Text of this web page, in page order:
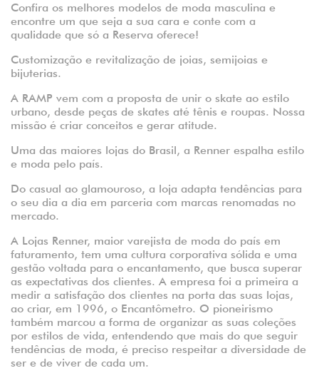
Confira os melhores modelos de moda masculina e
encontre um que seja a sua cara e conte com a
qualidade que só a Reserva oferece!
Customização e revitalização de joias, semijoias e
bijuterias.
A RAMP vem com a proposta de unir o skate ao estilo
urbano, desde peças de skates até tênis e roupas. Nossa
missão é criar conceitos e gerar atitude.
Uma das maiores lojas do Brasil, a Renner espalha estilo
e moda pelo país.
Do casual ao glamouroso, a loja adapta tendências para
o seu dia a dia em parceria com marcas renomadas no
mercado.
A Lojas Renner, maior varejista de moda do país em
faturamento, tem uma cultura corporativa sólida e uma
gestão voltada para o encantamento, que busca superar
as expectativas dos clientes. A empresa foi a primeira a
medir a satisfação dos clientes na porta das suas lojas,
ao criar, em 1996, o Encantômetro. O pioneirismo
também marcou a forma de organizar as suas coleções
por estilos de vida, entendendo que mais do que seguir
tendências de moda, é preciso respeitar a diversidade de
ser e de viver de cada um.